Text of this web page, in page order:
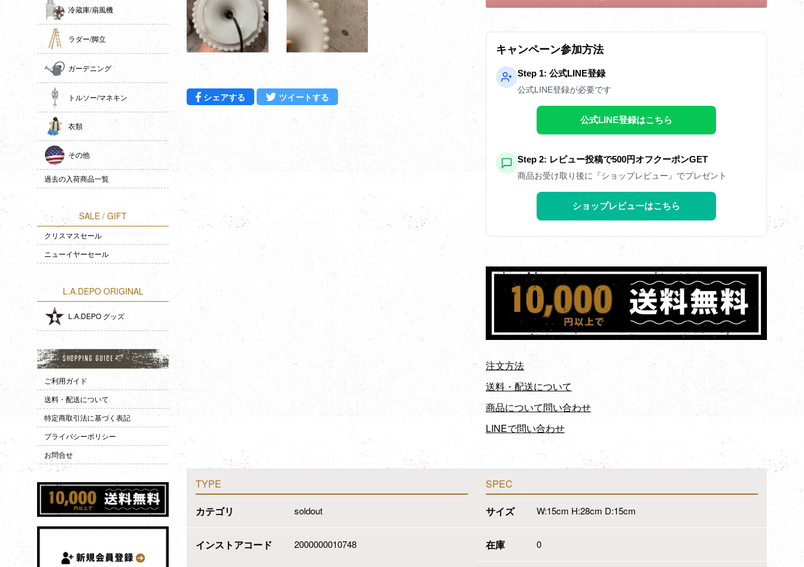
冷蔵庫/扇風機
ラダー/脚立
ガーデニング
トルソー/マネキン
衣類
その他
過去の入荷商品一覧
SALE / GIFT
クリスマスセール
ニューイヤーセール
L.A.DEPO ORIGINAL
L.A.DEPO グッズ
ご利用ガイド
送料・配送について
特定商取引法に基づく表記
プライバシーポリシー
お問合せ
シェアする Facebookでシェアする
ツイートする Twitterに投稿する
キャンペーン参加方法
Step 1: 公式LINE登録
公式LINE登録が必要です
公式LINE登録はこちら
Step 2: レビュー投稿で500円オフクーポンGET
商品お受け取り後に『ショップレビュー』でプレゼント
ショップレビューはこちら
注文方法
送料・配送について
商品について問い合わせ
LINEで問い合わせ
TYPE
カテゴリ
soldout
インストアコード 2000000010748
SPEC
サイズ
W:15cm H:28cm D:15cm
在庫 0